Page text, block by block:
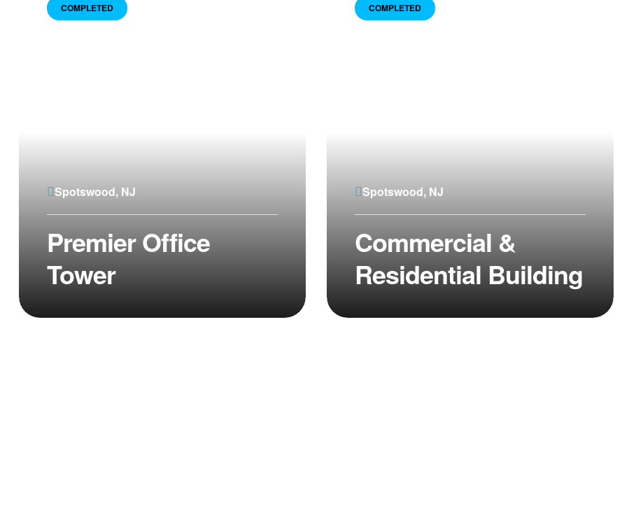
COMPLETED
Spotswood, NJ
Premier Office
Tower
COMPLETED
Spotswood, NJ
Commercial &
Residential Building